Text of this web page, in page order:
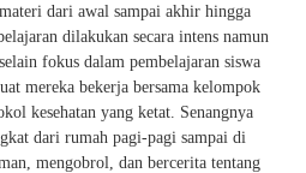
dari awal sampai akhir hingga
dilakukan secara intens namun
fokus dalam pembelajaran siswa
mereka bekerja bersama kelompok
kesehatan yang ketat. Senangnya
dari rumah pagi-pagi sampai di
mengobrol, dan bercerita tentang